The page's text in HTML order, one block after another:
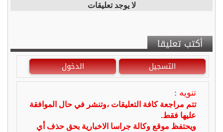
لا يوجد تعليقات
أكتب تعليقا
التسجيل الدخول
تنويه :
تتم مراجعة كافة التعليقات ،وتنشر في حال الموافقة
عليها فقط.
ويحتفظ موقع وكالة جراسا الاخبارية بحق حذف أي